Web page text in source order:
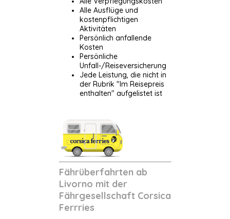
Alle Ausflüge und
kostenpflichtigen
Aktivitäten
Persönlich anfallende
Kosten
Persönliche
Unfall-/Reiseversicherung
Jede Leistung, die nicht in
der Rubrik "Im Reisepreis
enthalten" aufgelistet ist
Fährüberfahrten ab
Livorno mit der
Fährgesellschaft Corsica
Ferrries